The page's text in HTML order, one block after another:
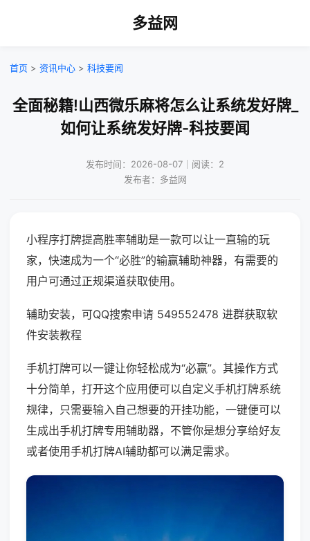
多益网
首页 > 资讯中心 > 科技要闻
全面秘籍!山西微乐麻将怎么让系统发好牌_
如何让系统发好牌-科技要闻
发布时间：2026-08-07｜阅读：2
发布者：多益网
小程序打牌提高胜率辅助是一款可以让一直输的玩
家，快速成为一个“必胜”的输赢辅助神器，有需要的
用户可通过正规渠道获取使用。
辅助安装，可QQ搜索申请 549552478 进群获取软
件安装教程
手机打牌可以一键让你轻松成为“必赢”。其操作方式
十分简单，打开这个应用便可以自定义手机打牌系统
规律，只需要输入自己想要的开挂功能，一键便可以
生成出手机打牌专用辅助器，不管你是想分享给好友
或者使用手机打牌AI辅助都可以满足需求。